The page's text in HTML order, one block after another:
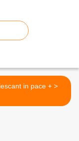
requiescant in pace + >